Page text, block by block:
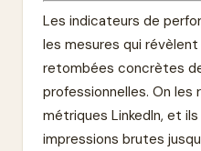
Les indicateurs de
les mesures qui
retombées concrètes
professionnelles. On
métriques LinkedIn, et
impressions brutes